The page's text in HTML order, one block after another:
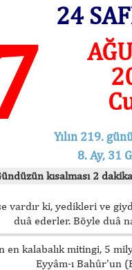
24
Yılın 219.
8. Ay, 31
kısalması 2
vardır ki, yedikleri ve
duâ ederler. Böyle duâ
en kalabalık mitingi, 5
Eyyâm-ı Bahûr’un